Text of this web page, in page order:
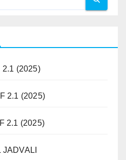
2.1 (2025)
2.1 (2025)
2.1 (2025)